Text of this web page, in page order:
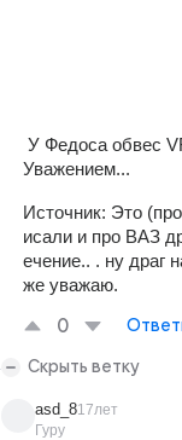
Уважением...
Источник: Это
исали и про ВАЗ
ечение.. . ну драг
же уважаю.
0
Скрыть ветку
asd_8
Гуру
17лет